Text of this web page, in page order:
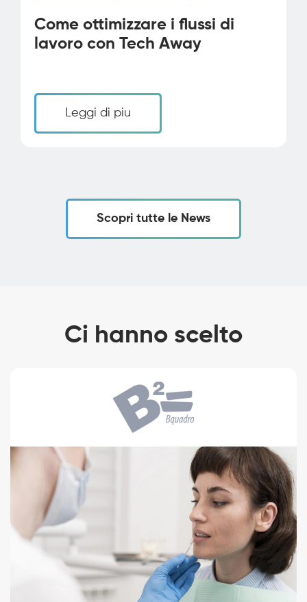
Come ottimizzare i flussi di
lavoro con Tech Away
Leggi di piu
Scopri tutte le News
Ci hanno scelto